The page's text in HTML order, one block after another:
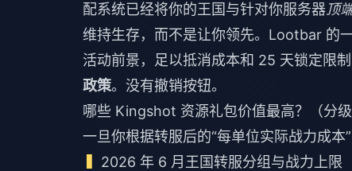
配系统已经将你的王国与针对你服务器顶
维持生存，而不是让你领先。Lootbar 的
活动前景，足以抵消成本和 25 天锁定限
政策。没有撤销按钮。
哪些 Kingshot 资源礼包价值最高？（分级
一旦你根据转服后的“每单位实际战力成本
2026 年 6 月王国转服分组与战力上限